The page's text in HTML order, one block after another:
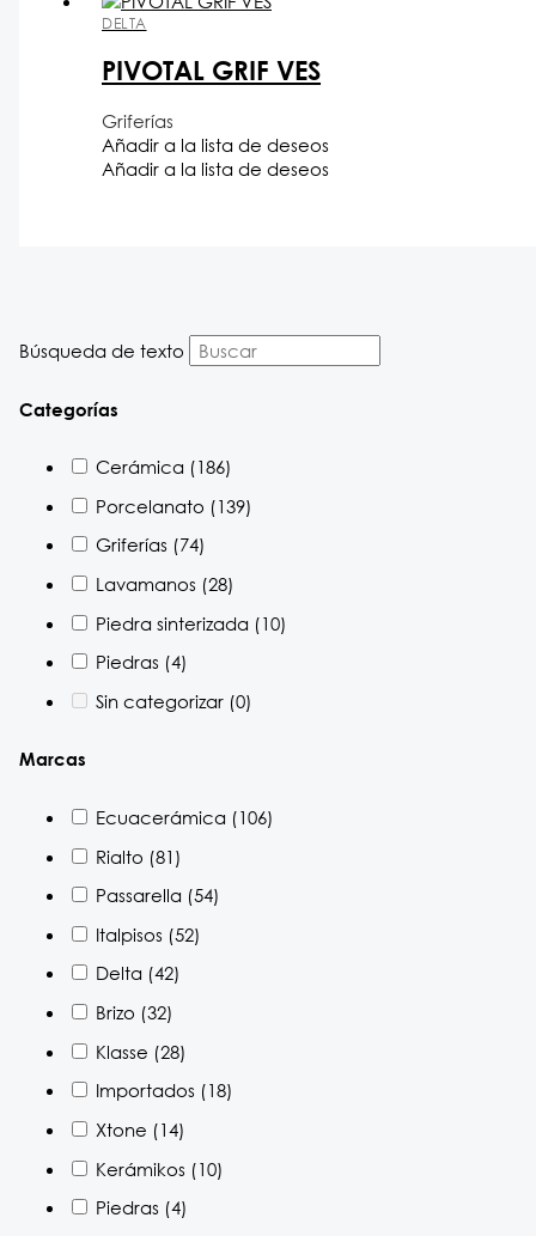
Búsqueda de texto
Categorías
Cerámica (186)
Porcelanato (139)
Griferías (74)
Lavamanos (28)
Piedra sinterizada (10)
Piedras (4)
Sin categorizar (0)
Marcas
Ecuacerámica (106)
Rialto (81)
Passarella (54)
Italpisos (52)
Delta (42)
Brizo (32)
Klasse (28)
Importados (18)
Xtone (14)
Kerámikos (10)
Piedras (4)
DELTA
PIVOTAL GRIF VES
Griferías
Añadir a la lista de deseos
Añadir a la lista de deseos